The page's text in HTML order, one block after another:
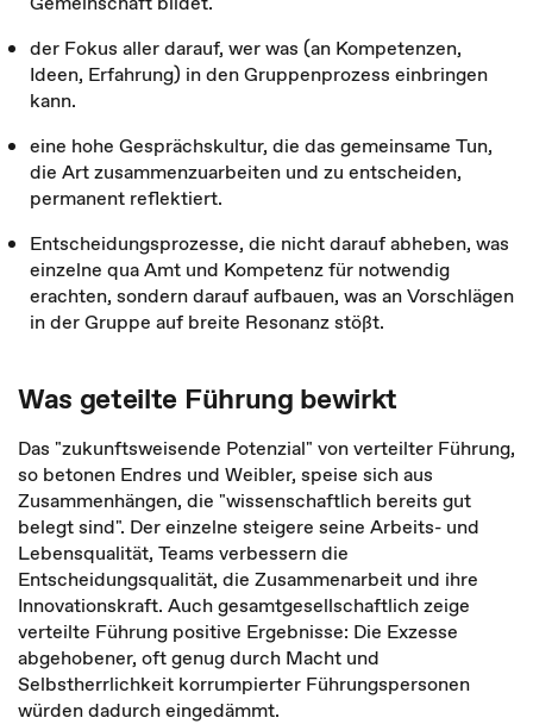
der Fokus aller darauf, wer was (an Kompetenzen,
Ideen, Erfahrung) in den Gruppenprozess einbringen
kann.
eine hohe Gesprächskultur, die das gemeinsame Tun,
die Art zusammenzuarbeiten und zu entscheiden,
permanent reflektiert.
Entscheidungsprozesse, die nicht darauf abheben, was
einzelne qua Amt und Kompetenz für notwendig
erachten, sondern darauf aufbauen, was an Vorschlägen
in der Gruppe auf breite Resonanz stößt.
Was geteilte Führung bewirkt
Das "zukunftsweisende Potenzial" von verteilter Führung,
so betonen Endres und Weibler, speise sich aus
Zusammenhängen, die "wissenschaftlich bereits gut
belegt sind". Der einzelne steigere seine Arbeits- und
Lebensqualität, Teams verbessern die
Entscheidungsqualität, die Zusammenarbeit und ihre
Innovationskraft. Auch gesamtgesellschaftlich zeige
verteilte Führung positive Ergebnisse: Die Exzesse
abgehobener, oft genug durch Macht und
Selbstherrlichkeit korrumpierter Führungspersonen
würden dadurch eingedämmt.